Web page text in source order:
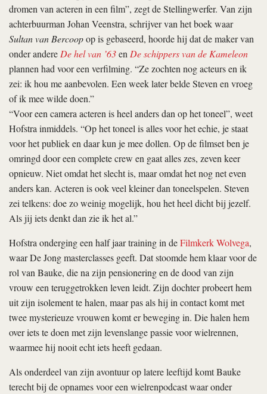
dromen van acteren in een film”, zegt de Stellingwerfer. Van zijn
achterbuurman Johan Veenstra, schrijver van het boek waar
Sultan van Bercoopop is gebaseerd, hoorde hij dat de maker van
onder andereDe hel van ’63enDe schippers van de Kameleon
plannen had voor een verfilming. “Ze zochten nog acteurs en ik
zei: ik hou me aanbevolen. Een week later belde Steven en vroeg
of ik mee wilde doen.”
“Voor een camera acteren is heel anders dan op het toneel”, weet
Hofstra inmiddels. “Op het toneel is alles voor het echie, je staat
voor het publiek en daar kun je mee dollen. Op de filmset ben je
omringd door een complete crew en gaat alles zes, zeven keer
opnieuw. Niet omdat het slecht is, maar omdat het nog net even
anders kan. Acteren is ook veel kleiner dan toneelspelen. Steven
zei telkens: doe zo weinig mogelijk, hou het heel dicht bij jezelf.
Als jij iets denkt dan zie ik het al.”
Hofstra onderging een half jaar training in deFilmkerk Wolvega,
waar De Jong masterclasses geeft. Dat stoomde hem klaar voor de
rol van Bauke, die na zijn pensionering en de dood van zijn
vrouw een teruggetrokken leven leidt. Zijn dochter probeert hem
uit zijn isolement te halen, maar pas als hij in contact komt met
twee mysterieuze vrouwen komt er beweging in. Die halen hem
over iets te doen met zijn levenslange passie voor wielrennen,
waarmee hij nooit echt iets heeft gedaan.
Als onderdeel van zijn avontuur op latere leeftijd komt Bauke
terecht bij de opnames voor een wielrenpodcast waar onder